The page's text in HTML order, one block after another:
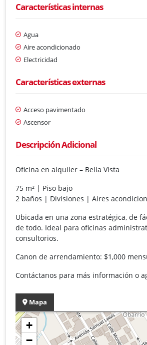
Características internas
Agua
Aire acondicionado
Electricidad
Características externas
Acceso pavimentado
Ascensor
Descripción Adicional
Oficina en alquiler – Bella Vista
75 m² | Piso bajo
2 baños | Divisiones | Aires
Ubicada en una zona estratégica, de
de todo. Ideal para oficinas
consultorios.
Canon de arrendamiento: $1,000
Contáctanos para más información o
Mapa
+
−